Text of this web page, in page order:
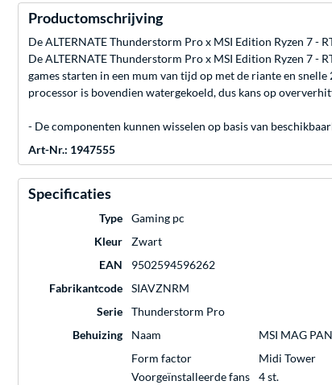
Productomschrijving
De ALTERNATE Thunderstorm Pro x MSI Edition Ryzen 7 -
De ALTERNATE Thunderstorm Pro x MSI Edition Ryzen 7 -
games starten in een mum van tijd op met de riante en
processor is bovendien watergekoeld, dus kans op
- De componenten kunnen wisselen op basis van
Art-Nr.: 1947555
Specificaties
Type
Gaming pc
Kleur
Zwart
EAN
9502594596262
Fabrikantcode
SIAVZNRM
Serie
Thunderstorm Pro
Behuizing
Naam
MSI MAG
Form factor
Midi Tower
Voorgeïnstalleerde fans
4 st.